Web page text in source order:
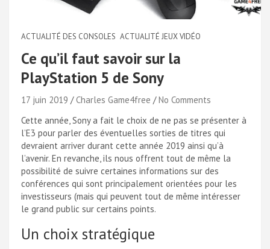
ACTUALITÉ DES CONSOLES ACTUALITÉ JEUX VIDÉO
Ce qu’il faut savoir sur la
PlayStation 5 de Sony
17 juin 2019 Charles Game4free
No Comments
Cette année, Sony a fait le choix de ne pas se présenter à
l’E3 pour parler des éventuelles sorties de titres qui
devraient arriver durant cette année 2019 ainsi qu’à
l’avenir. En revanche, ils nous offrent tout de même la
possibilité de suivre certaines informations sur des
conférences qui sont principalement orientées pour les
investisseurs (mais qui peuvent tout de même intéresser
le grand public sur certains points.
Un choix stratégique